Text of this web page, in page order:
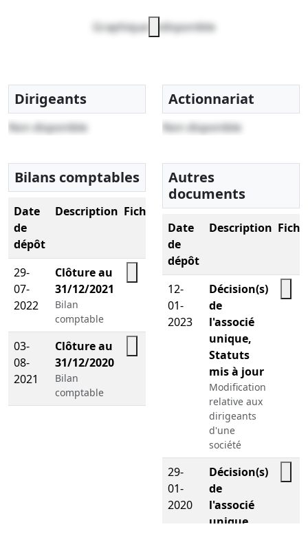
Graphique indisponible
Dirigeants
Non disponible
Actionnariat
Non disponible
Bilans comptables
Date
de
dépôt
Description Fichier
29-
07-
2022
Clôture au
31/12/2021
Bilan
comptable
03-
08-
2021
Clôture au
31/12/2020
Bilan
comptable
Autres
documents
Date
de
dépôt
Description
12-
01-
2023
Décision(s)
de
l'associé
unique,
Statuts
mis à jour
Modification
relative aux
dirigeants
d'une
société
29-
01-
2020
Décision(s)
de
l'associé
unique,